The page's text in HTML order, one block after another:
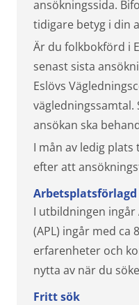
ansökningssida.
tidigare betyg i din
Är du folkbokförd i
senast sista
Eslövs
ansökan ska
I mån av ledig
efter att
I utbildningen
(APL) ingår med ca
erfarenheter och
nytta av när du
Fritt sök